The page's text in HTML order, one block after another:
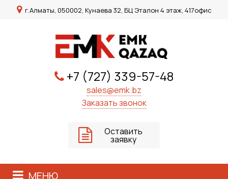
г.Алматы, 050002, Кунаева 32, БЦ Эталон 4 этаж, 417офис
+7 (727) 339-57-48
sales@emk.bz
Заказать звонок
Оставить
заявку
МЕНЮ